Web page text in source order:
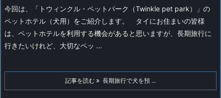
今回は、「トウィンクル・ペットパーク（Twinkle pet park）」の
ペットホテル（犬用）をご紹介します。
タイにお住まいの皆様
は、ペットホテルを利用する機会があると思いますが、長期旅行に
行きたいけれど、大切なペッ ...
記事を読む 長期旅行で犬を預 ...